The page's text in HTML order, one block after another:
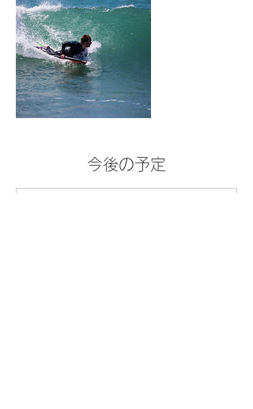
今後の予定